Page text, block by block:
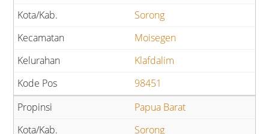
Sorong
Moisegen
Klafdalim
98451
Papua Barat
Sorong